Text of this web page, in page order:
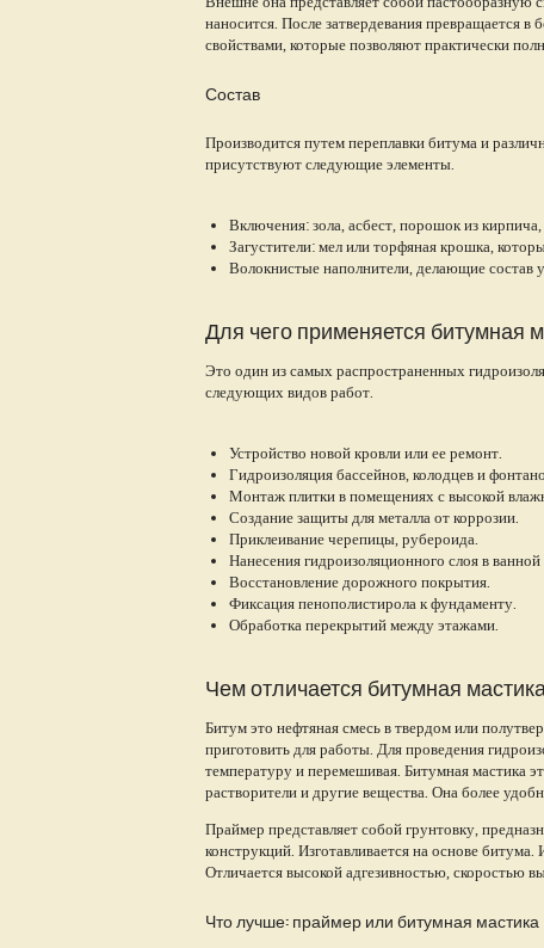
наносится. После затвердевания превращается
свойствами, которые позволяют практически
Состав
Производится путем переплавки битума и
присутствуют следующие элементы.
Включения: зола, асбест, порошок из
Загустители: мел или торфяная крошка,
Волокнистые наполнители, делающие
Для чего применяется битумная
Это один из самых распространенных
следующих видов работ.
Устройство новой кровли или ее ремонт.
Гидроизоляция бассейнов, колодцев и
Монтаж плитки в помещениях с высокой
Создание защиты для металла от коррозии.
Приклеивание черепицы, рубероида.
Нанесения гидроизоляционного слоя в ванной
Восстановление дорожного покрытия.
Фиксация пенополистирола к фундаменту.
Обработка перекрытий между этажами.
Чем отличается битумная
Битум это нефтяная смесь в твердом или
приготовить для работы. Для проведения
температуру и перемешивая. Битумная мастика
растворители и другие вещества. Она более
Праймер представляет собой грунтовку,
конструкций. Изготавливается на основе
Отличается высокой адгезивностью, скоростью
Что лучше: праймер или битумная мастика